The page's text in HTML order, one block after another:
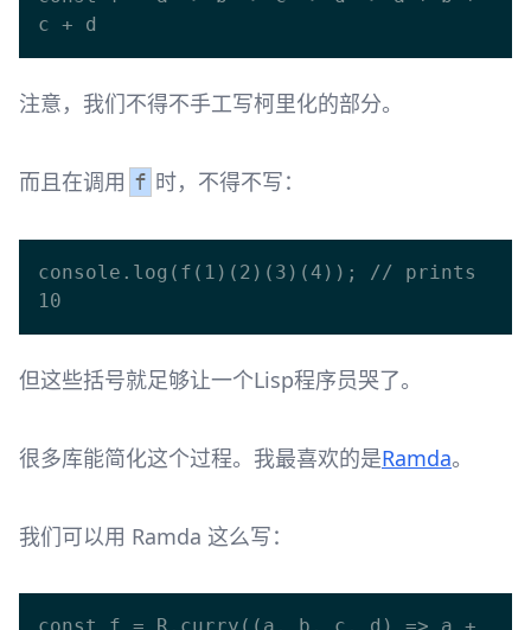
注意，我们不得不手工写柯里化的部分。
而且在调用 f 时，不得不写：
console.log(f(1)(2)(3)(4)); // prints
但这些括号就足够让一个Lisp程序员哭了。
很多库能简化这个过程。我最喜欢的是Ramda。
我们可以用 Ramda 这么写：